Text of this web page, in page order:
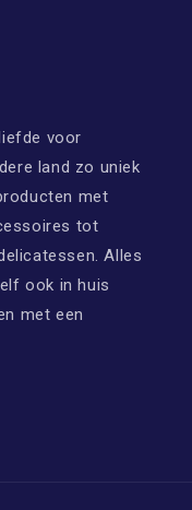
voor
land zo uniek
met
tot
Alles
ook in huis
met een